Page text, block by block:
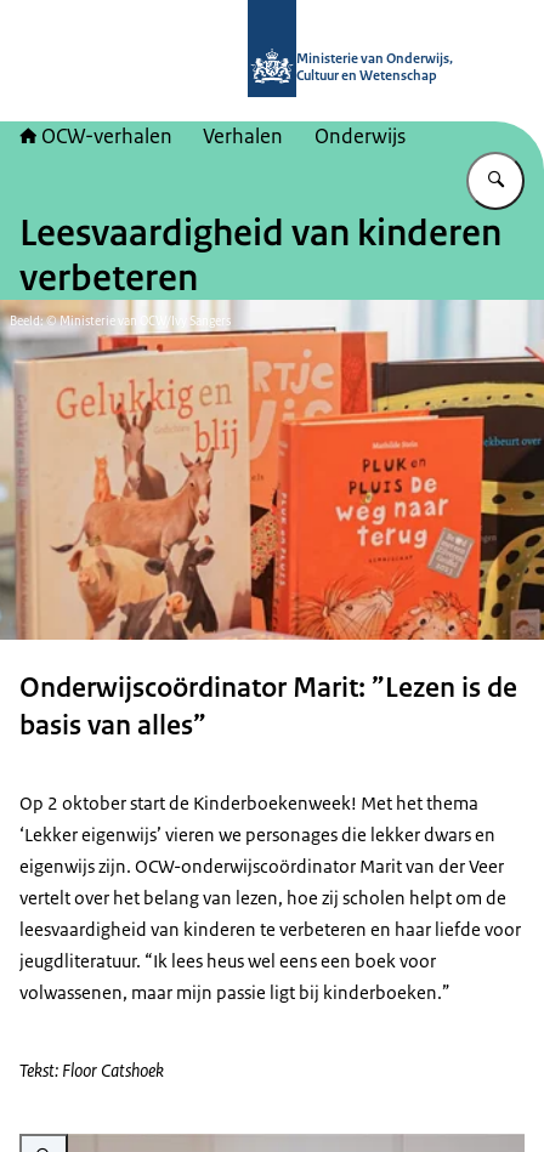
Ministerie van Onderwijs,
Cultuur en Wetenschap
OCW-verhalen Verhalen Onderwijs
Leesvaardigheid van kinderen
verbeteren
Beeld: © Ministerie van OCW/Ivy Sangers
Onderwijscoördinator Marit: ”Lezen is de
basis van alles”
Op 2 oktober start de Kinderboekenweek! Met het thema
‘Lekker eigenwijs’ vieren we personages die lekker dwars en
eigenwijs zijn. OCW-onderwijscoördinator Marit van der Veer
vertelt over het belang van lezen, hoe zij scholen helpt om de
leesvaardigheid van kinderen te verbeteren en haar liefde voor
jeugdliteratuur. “Ik lees heus wel eens een boek voor
volwassenen, maar mijn passie ligt bij kinderboeken.”
Tekst: Floor Catshoek
Vergroot afbeelding Marit van der Veer bij kinderboeken